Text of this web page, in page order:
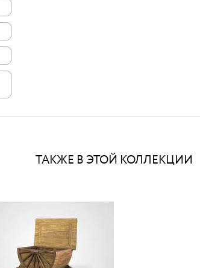
ТАКЖЕ В ЭТОЙ КОЛЛЕКЦИИ